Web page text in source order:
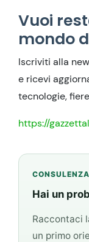
Vuoi
mondo
Iscriviti alla
e ricevi
tecnologie,
https://
Hai un
Raccontaci
un primo